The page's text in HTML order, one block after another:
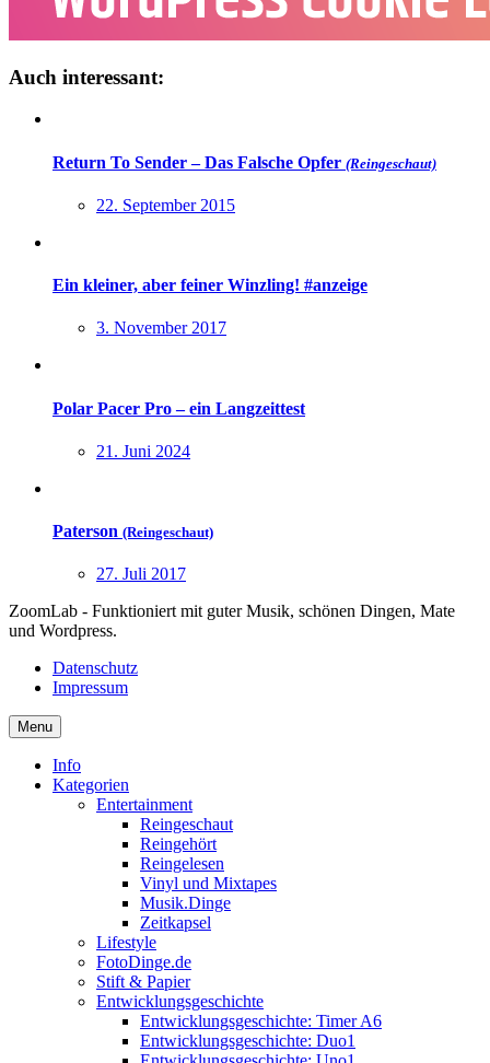
Auch interessant:
Return To Sender – Das Falsche Opfer (Reingeschaut)
22. September 2015
Ein kleiner, aber feiner Winzling! #anzeige
3. November 2017
Polar Pacer Pro – ein Langzeittest
21. Juni 2024
Paterson (Reingeschaut)
27. Juli 2017
ZoomLab - Funktioniert mit guter Musik, schönen Dingen, Mate
und Wordpress.
Datenschutz
Impressum
Menu
Info
Kategorien
Entertainment
Reingeschaut
Reingehört
Reingelesen
Vinyl und Mixtapes
Musik.Dinge
Zeitkapsel
Lifestyle
FotoDinge.de
Stift & Papier
Entwicklungsgeschichte
Entwicklungsgeschichte: Timer A6
Entwicklungsgeschichte: Duo1